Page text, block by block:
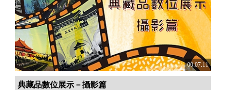
00:07:11
典藏品數位展示－攝影篇